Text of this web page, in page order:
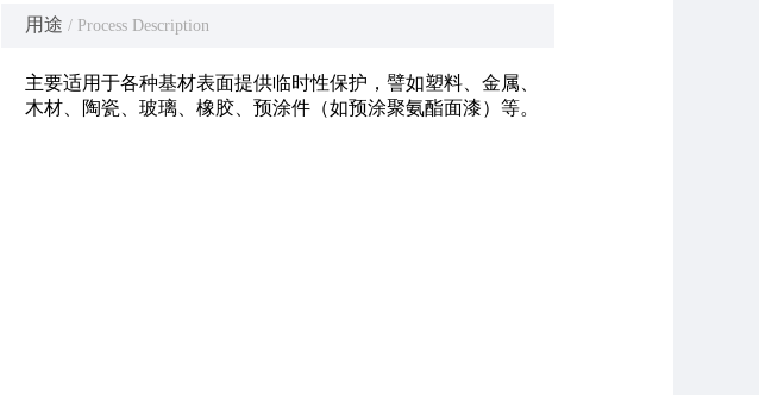
用途 / Process Description
主要适用于各种基材表面提供临时性保护，譬如塑料、金属、
木材、陶瓷、玻璃、橡胶、预涂件（如预涂聚氨酯面漆）等。